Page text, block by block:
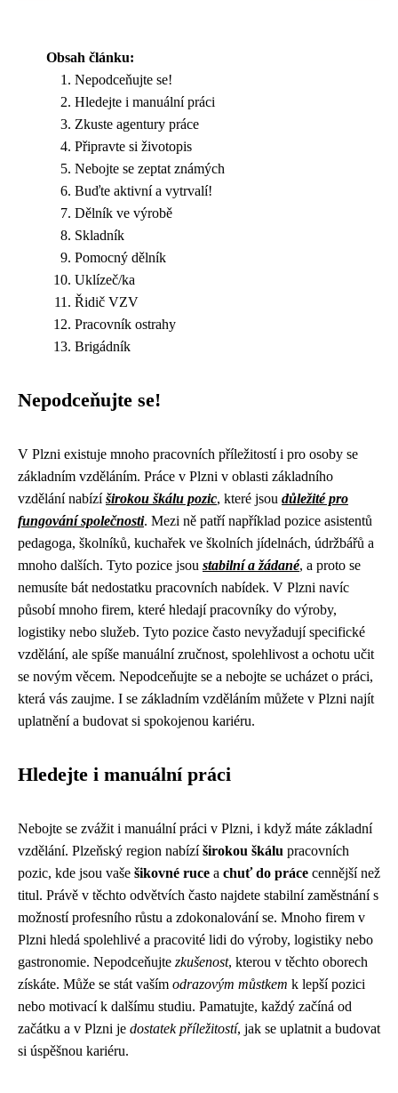
Obsah článku:
Nepodceňujte se!
Hledejte i manuální práci
Zkuste agentury práce
Připravte si životopis
Nebojte se zeptat známých
Buďte aktivní a vytrvalí!
Dělník ve výrobě
Skladník
Pomocný dělník
Uklízeč/ka
Řidič VZV
Pracovník ostrahy
Brigádník
Nepodceňujte se!
V Plzni existuje mnoho pracovních příležitostí i pro osoby se
základním vzděláním. Práce v Plzni v oblasti základního
vzdělání nabízíširokou škálu pozic, které jsou důležité pro
fungování společnosti. Mezi ně patří například pozice asistentů
pedagoga, školníků, kuchařek ve školních jídelnách, údržbářů a
mnoho dalších. Tyto pozice jsou stabilní a žádané, a proto se
nemusíte bát nedostatku pracovních nabídek. V Plzni navíc
působí mnoho firem, které hledají pracovníky do výroby,
logistiky nebo služeb. Tyto pozice často nevyžadují specifické
vzdělání, ale spíše manuální zručnost, spolehlivost a ochotu učit
se novým věcem. Nepodceňujte se a nebojte se ucházet o práci,
která vás zaujme. I se základním vzděláním můžete v Plzni najít
uplatnění a budovat si spokojenou kariéru.
Hledejte i manuální práci
Nebojte se zvážit i manuální práci v Plzni, i když máte základní
vzdělání. Plzeňský region nabízíširokou škálu pracovních
pozic, kde jsou vaše šikovné ruce a chuť do práce cennější než
titul. Právě v těchto odvětvích často najdete stabilní zaměstnání s
možností profesního růstu a zdokonalování se. Mnoho firem v
Plzni hledá spolehlivé a pracovité lidi do výroby, logistiky nebo
gastronomie. Nepodceňujte zkušenost, kterou v těchto oborech
získáte. Může se stát vaším odrazovým můstkem k lepší pozici
nebo motivací k dalšímu studiu. Pamatujte, každý začíná od
začátku a v Plzni je dostatek příležitostí, jak se uplatnit a budovat
si úspěšnou kariéru.